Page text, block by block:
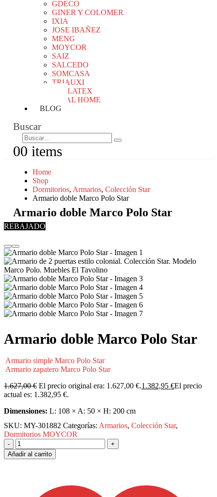
GDECO
GINER Y COLOMER
IXIA
JOSE IBAÑEZ
MENG
MOYCOR
SAIZ
SALCEDO
SOMCASA
TRIAUXI
VALLATEX
VICAL HOME
BLOG
Buscar
00 items
Home
Shop
Dormitorios, Armarios,Colección Star
Armario doble Marco Polo Star
Armario doble Marco Polo Star
REBAJADO
Armario doble Marco Polo Star
Armario simple Marco Polo Star
Armario zapatero Marco Polo Star
1.627,00€ El precio original era: 1.627,00 €.1.382,95 €El precio
actual es: 1.382,95 €.
Dimensiones: L: 108 × A: 50 × H: 200 cm
SKU: MY-301882 Categorías: Armarios, Colección Star,
Dormitorios MOYCOR
-
+
Añadir al carrito